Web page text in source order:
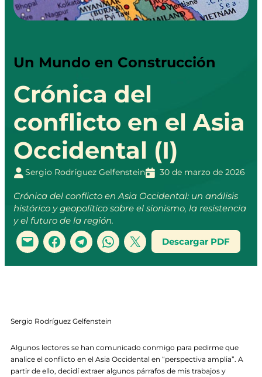
Un Mundo en Construcción
Crónica del
conflicto en el Asia
Occidental (I)
Sergio Rodríguez Gelfenstein 30 de marzo de 2026
Crónica del conflicto en Asia Occidental: un análisis
histórico y geopolítico sobre el sionismo, la resistencia
y el futuro de la región.
Descargar PDF
Sergio Rodríguez Gelfenstein
Algunos lectores se han comunicado conmigo para pedirme que
analice el conflicto en el Asia Occidental en “perspectiva amplia”. A
partir de ello, decidí extraer algunos párrafos de mis trabajos y